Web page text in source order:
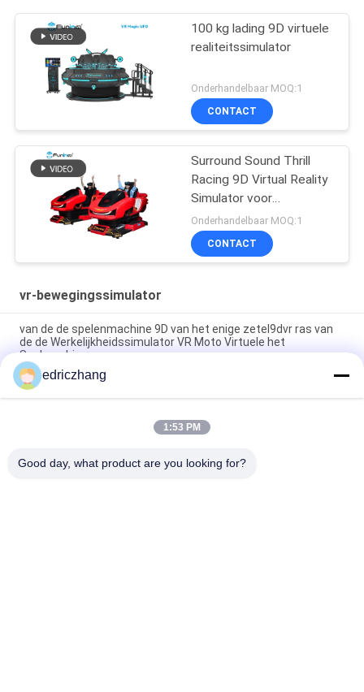
100 kg lading 9D virtuele
realiteitssimulator
Onderhandelbaar MOQ:1
CONTACT
Surround Sound Thrill
Racing 9D Virtual Reality
Simulator voor
Entertainment Locations
Onderhandelbaar MOQ:1
CONTACT
vr-bewegingssimulator
van de de spelenmachine 9D van het enige zetel9dvr ras van
de de Werkelijkheidssimulator VR Moto Virtuele het
Spelmachine
Van de de Simulatorf1 Raceauto van de Pretpark9d de
Virtuele Werkelijkheid Machine 550KG 2.5*1.9*1.7M
Staalmetaal 6 de Stoel9d VR Bioskoop van de Zetels6dof
edriczhang
1:53 PM
Good day, what product are you looking for?